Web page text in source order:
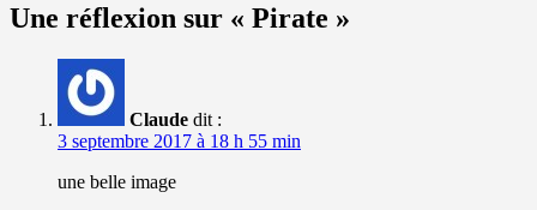
Une réflexion sur « Pirate »
Claude dit :
3 septembre 2017 à 18 h 55 min
une belle image